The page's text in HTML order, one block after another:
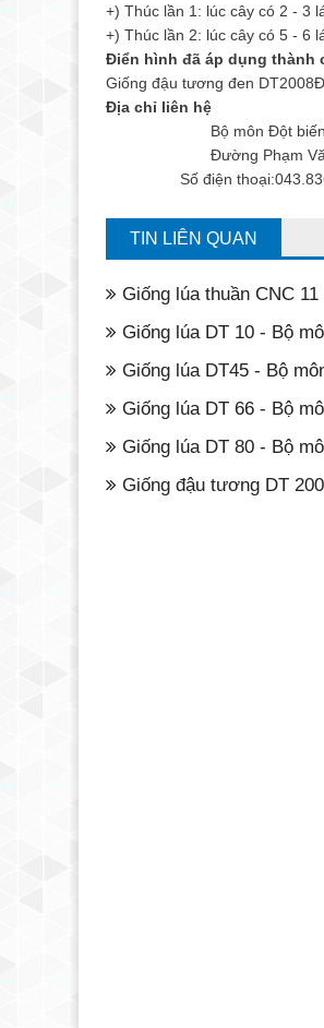
+) Thúc lần 1: lúc cây có 2 - 3
+) Thúc lần 2: lúc cây có 5 - 6
Điển hình đã áp dụng thành
Giống đậu tương đen
Địa chỉ liên hệ
Bộ môn Đột biến và Ưu
Đường Phạm Văn
Số điện
TIN LIÊN QUAN
Giống lúa thuần CNC
Giống lúa DT 10 - Bộ
​Giống lúa DT45 - Bộ
Giống lúa DT 66 - Bộ
Giống lúa DT 80 - Bộ
Giống đậu tương DT